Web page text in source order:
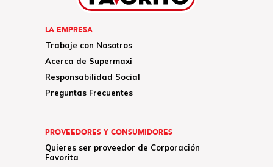
LA EMPRESA
Trabaje con Nosotros
Acerca de Supermaxi
Responsabilidad Social
Preguntas Frecuentes
PROVEEDORES Y CONSUMIDORES
Quieres ser proveedor de Corporación
Favorita